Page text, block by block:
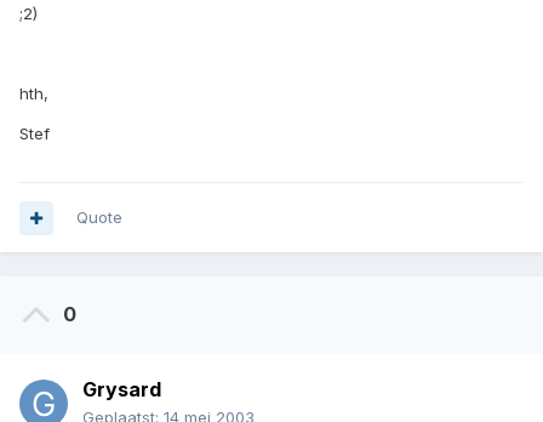
;2)
hth,
Stef
Quote
0
Grysard
Geplaatst: 14 mei 2003